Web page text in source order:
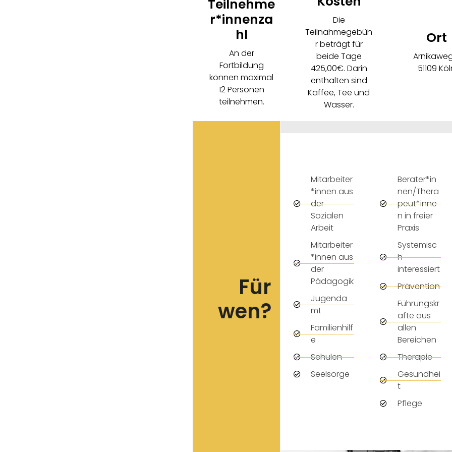
Teilnehme
r*innenza
hl
An der
Fortbildung
können maximal
12 Personen
teilnehmen.
Die
Teilnahmegebüh
r beträgt für
beide Tage
425,00€. Darin
enthalten sind
Kaffee, Tee und
Wasser.
Ort
51109
Für
wen?
Mitarbeiter
*innen aus
der
Sozialen
Arbeit
Mitarbeiter
*innen aus
der
Pädagogik
Jugenda
mt
Familienhilf
e
Schulen
Seelsorge
Berater*in
nen/Thera
peut*inne
n in freier
Praxis
Systemisc
h
interessiert
Prävention
Führungskr
äfte aus
allen
Bereichen
Therapie
Gesundhei
t
Pflege